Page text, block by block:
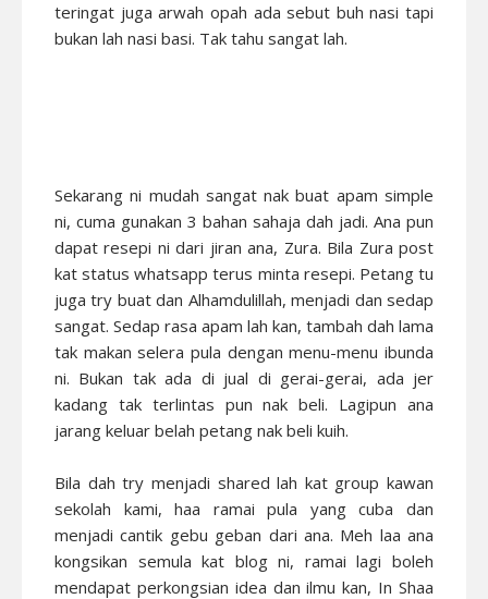
teringat juga arwah opah ada sebut buh nasi tapi
bukan lah nasi basi. Tak tahu sangat lah.
Sekarang ni mudah sangat nak buat apam simple
ni, cuma gunakan 3 bahan sahaja dah jadi. Ana pun
dapat resepi ni dari jiran ana, Zura. Bila Zura post
kat status whatsapp terus minta resepi. Petang tu
juga try buat dan Alhamdulillah, menjadi dan sedap
sangat. Sedap rasa apam lah kan, tambah dah lama
tak makan selera pula dengan menu-menu ibunda
ni. Bukan tak ada di jual di gerai-gerai, ada jer
kadang tak terlintas pun nak beli. Lagipun ana
jarang keluar belah petang nak beli kuih.
Bila dah try menjadi shared lah kat group kawan
sekolah kami, haa ramai pula yang cuba dan
menjadi cantik gebu geban dari ana. Meh laa ana
kongsikan semula kat blog ni, ramai lagi boleh
mendapat perkongsian idea dan ilmu kan, In Shaa